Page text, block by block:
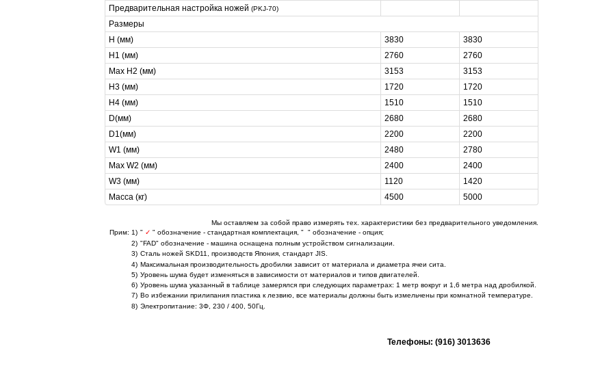
Предварительная настройка ножей (PKJ-70)
Размеры
H (мм)
3830
3830
H1 (мм)
2760
2760
Max H2 (мм)
3153
3153
H3 (мм)
1720
1720
H4 (мм)
1510
1510
D(мм)
2680
2680
D1(мм)
2200
2200
W1 (мм)
2480
2780
Max W2 (мм)
2400
2400
W3 (мм)
1120
1420
Масса (кг)
4500 5000
Мы оставляем за собой право измерять тех. характеристики без предварительного уведомления
Прим: 1) " ✓ " обозначение - стандартная комплектация, " " обозначение - опция;
2) "FAD" обозначение - машина оснащена полным устройством сигнализации.
3) Сталь ножей SKD11, производств Япония, стандарт JIS.
4) Максимальная производительность дробилки зависит от материала и диаметра ячеи сита.
5) Уровень шума будет изменяться в зависимости от материалов и типов двигателей.
6) Уровень шума указанный в таблице замерялся при следующих параметрах: 1 метр вокруг и 1,6 метра над дробилкой.
7) Во избежании прилипания пластика к лезвию, все материалы должны быть измельчены при комнатной температуре
8) Электропитание: 3Φ, 230 / 400, 50Гц.
Телефоны: (916) 3013636